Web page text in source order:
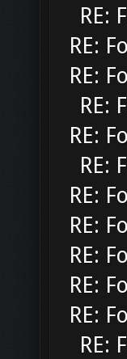
RE:
RE:
RE:
RE:
RE:
RE:
RE:
RE:
RE:
RE:
RE:
RE: